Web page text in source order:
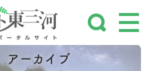
アーカイブ